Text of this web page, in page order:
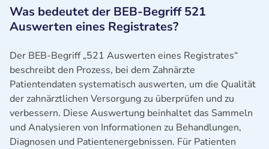
Was bedeutet der BEB-Begriff 521
Auswerten eines Registrates?
Der BEB-Begriff „521 Auswerten eines Registrates“
beschreibt den Prozess, bei dem Zahnärzte
Patientendaten systematisch auswerten, um die Qualität
der zahnärztlichen Versorgung zu überprüfen und zu
verbessern. Diese Auswertung beinhaltet das Sammeln
und Analysieren von Informationen zu Behandlungen,
Diagnosen und Patientenergebnissen. Für Patienten